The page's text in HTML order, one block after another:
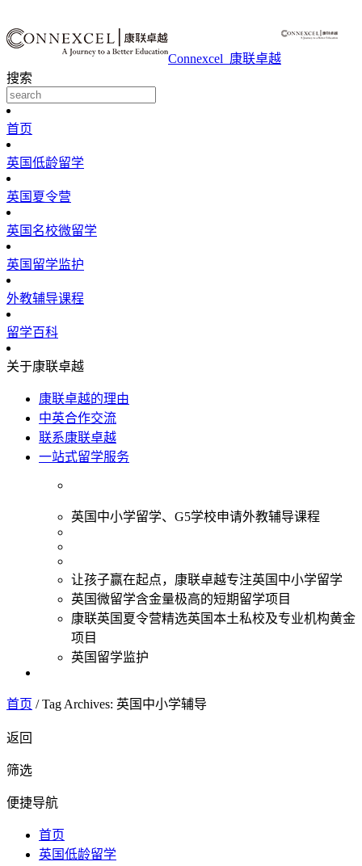
Connexcel_康联卓越
搜索
首页
英国低龄留学
英国夏令营
英国名校微留学
英国留学监护
外教辅导课程
留学百科
关于康联卓越
康联卓越的理由
中英合作交流
联系康联卓越
一站式留学服务
英国中小学留学、G5学校申请外教辅导课程
让孩子赢在起点，康联卓越专注英国中小学留学
英国微留学含金量极高的短期留学项目
康联英国夏令营精选英国本土私校及专业机构黄金
项目
英国留学监护
首页 /Tag Archives: 英国中小学辅导
返回
筛选
便捷导航
首页
英国低龄留学